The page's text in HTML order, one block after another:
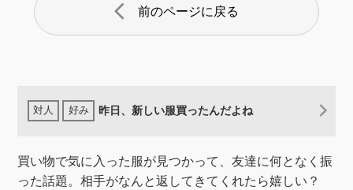
arrow_back_ios 前のページに戻る
昨日、新しい服買ったんだよね
買い物で気に入った服が見つかって、友達に何となく振
った話題。相手がなんと返してきてくれたら嬉しい？